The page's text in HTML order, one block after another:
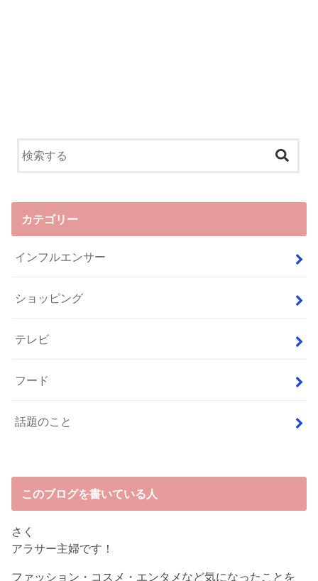
カテゴリー
インフルエンサー
ショッピング
テレビ
フード
話題のこと
このブログを書いている人
さく
アラサー主婦です！
ファッション・コスメ・エンタメなど気になったことを